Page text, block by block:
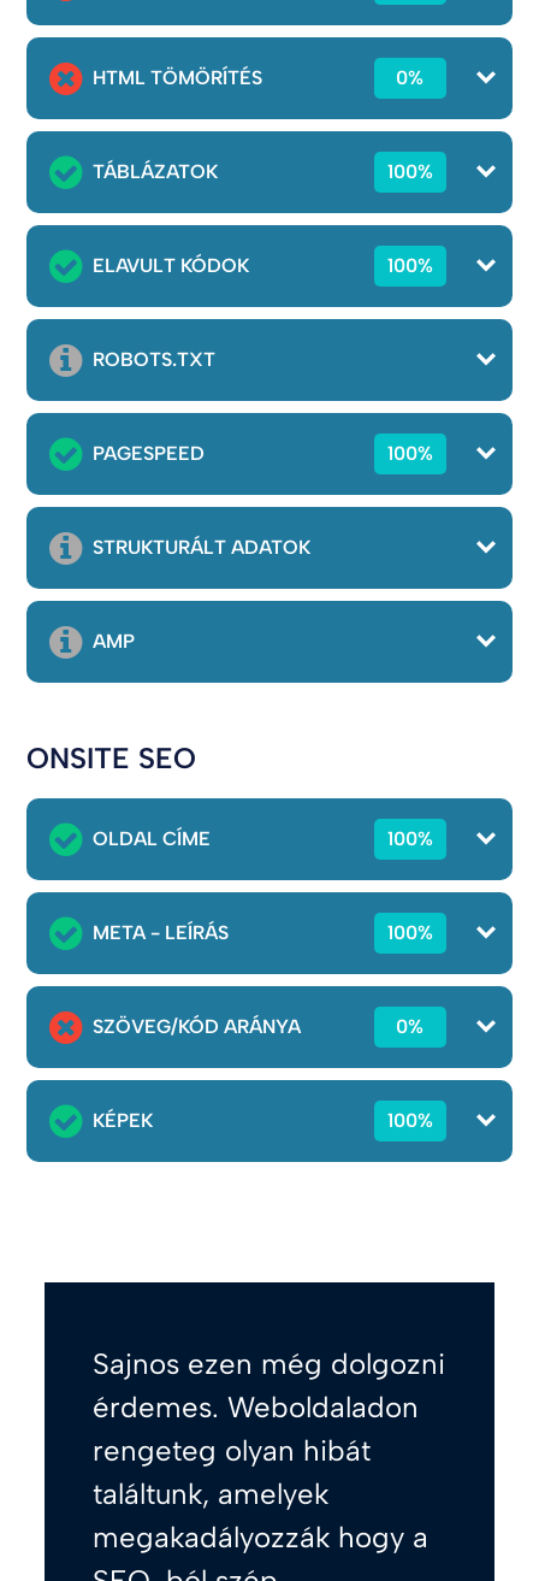
HTML TÖMÖRÍTÉS 0%
TÁBLÁZATOK 100%
ELAVULT KÓDOK 100%
ROBOTS.TXT
PAGESPEED 100%
STRUKTURÁLT ADATOK
AMP
ONSITE SEO
OLDAL CÍME 100%
META - LEÍRÁS 100%
SZÖVEG/KÓD ARÁNYA 0%
KÉPEK 100%
Sajnos ezen még dolgozni
érdemes. Weboldaladon
rengeteg olyan hibát
találtunk, amelyek
megakadályozzák hogy a